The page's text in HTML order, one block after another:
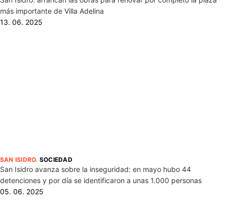
más importante de Villa Adelina
13. 06. 2025
SAN ISIDRO. SOCIEDAD
San Isidro avanza sobre la inseguridad: en mayo hubo 44
detenciones y por día se identificaron a unas 1.000 personas
05. 06. 2025